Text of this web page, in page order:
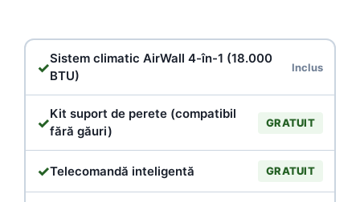
✓
Sistem climatic AirWall 4-în-1 (18.000
BTU)
Inclus
✓
Kit suport de perete (compatibil
fără găuri)
GRATUIT
✓Telecomandă inteligentă GRATUIT